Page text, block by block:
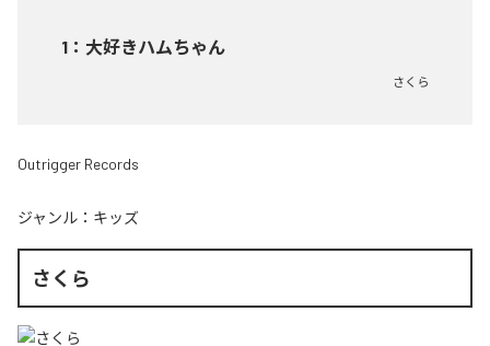
1 ： 大好きハムちゃん
さくら
Outrigger Records
ジャンル： キッズ
さくら